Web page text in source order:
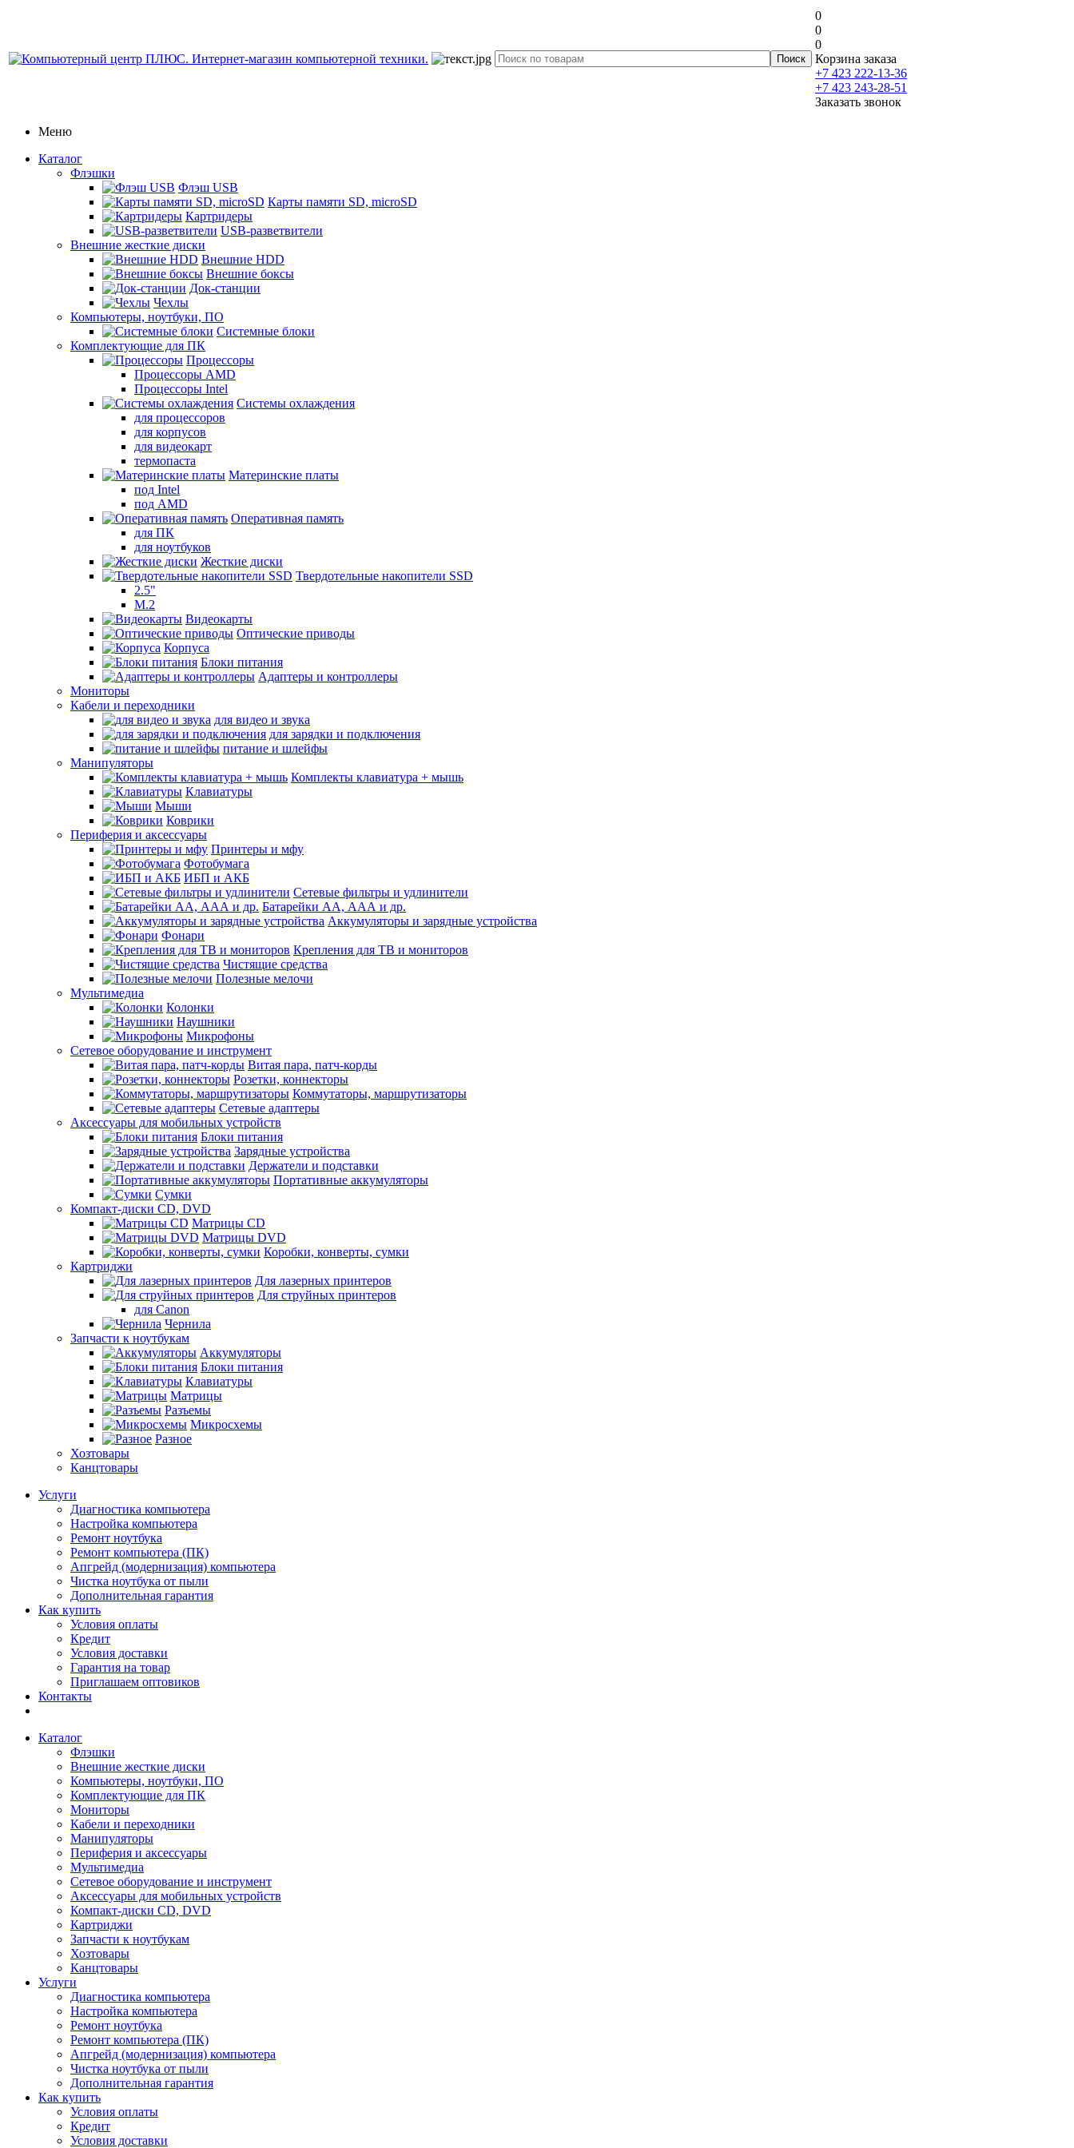
0
0
0
Корзина заказа
+7 423 222-13-36
+7 423 243-28-51
Заказать звонок
Меню
Каталог
Флэшки
Флэш USB
Карты памяти SD, microSD
Картридеры
USB-разветвители
Внешние жесткие диски
Внешние HDD
Внешние боксы
Док-станции
Чехлы
Компьютеры, ноутбуки, ПО
Системные блоки
Комплектующие для ПК
Процессоры
Процессоры AMD
Процессоры Intel
Системы охлаждения
для процессоров
для корпусов
для видеокарт
термопаста
Материнские платы
под Intel
под AMD
Оперативная память
для ПК
для ноутбуков
Жесткие диски
Твердотельные накопители SSD
2.5"
M.2
Видеокарты
Оптические приводы
Корпуса
Блоки питания
Адаптеры и контроллеры
Мониторы
Кабели и переходники
для видео и звука
для зарядки и подключения
питание и шлейфы
Манипуляторы
Комплекты клавиатура + мышь
Клавиатуры
Мыши
Коврики
Периферия и аксессуары
Принтеры и мфу
Фотобумага
ИБП и АКБ
Сетевые фильтры и удлинители
Батарейки АА, ААА и др.
Аккумуляторы и зарядные устройства
Фонари
Крепления для ТВ и мониторов
Чистящие средства
Полезные мелочи
Мультимедиа
Колонки
Наушники
Микрофоны
Сетевое оборудование и инструмент
Витая пара, патч-корды
Розетки, коннекторы
Коммутаторы, маршрутизаторы
Сетевые адаптеры
Аксессуары для мобильных устройств
Блоки питания
Зарядные устройства
Держатели и подставки
Портативные аккумуляторы
Сумки
Компакт-диски CD, DVD
Матрицы CD
Матрицы DVD
Коробки, конверты, сумки
Картриджи
Для лазерных принтеров
Для струйных принтеров
для Canon
Чернила
Запчасти к ноутбукам
Аккумуляторы
Блоки питания
Клавиатуры
Матрицы
Разъемы
Микросхемы
Разное
Хозтовары
Канцтовары
Услуги
Диагностика компьютера
Настройка компьютера
Ремонт ноутбука
Ремонт компьютера (ПК)
Апгрейд (модернизация) компьютера
Чистка ноутбука от пыли
Дополнительная гарантия
Как купить
Условия оплаты
Кредит
Условия доставки
Гарантия на товар
Приглашаем оптовиков
Контакты
Каталог
Флэшки
Внешние жесткие диски
Компьютеры, ноутбуки, ПО
Комплектующие для ПК
Мониторы
Кабели и переходники
Манипуляторы
Периферия и аксессуары
Мультимедиа
Сетевое оборудование и инструмент
Аксессуары для мобильных устройств
Компакт-диски CD, DVD
Картриджи
Запчасти к ноутбукам
Хозтовары
Канцтовары
Услуги
Диагностика компьютера
Настройка компьютера
Ремонт ноутбука
Ремонт компьютера (ПК)
Апгрейд (модернизация) компьютера
Чистка ноутбука от пыли
Дополнительная гарантия
Как купить
Условия оплаты
Кредит
Условия доставки